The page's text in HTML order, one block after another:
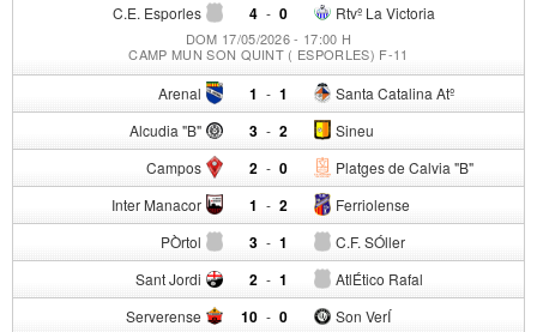
C.E. Esporles 4 - Rtvº La Victoria
0
DOM 17/05/2026 - 17:00 H
CAMP MUN SON QUINT ( ESPORLES) F-11
Arenal 1 - Santa Catalina Atº
1
Alcudia "B" 3 - Sineu
2
Campos 2 - Platges de Calvia "B"
0
Inter Manacor 1 - Ferriolense
2
PÒrtol 3 - C.F. SÓller
1
Sant Jordi 2 - AtlÉtico Rafal
1
Serverense 10 - Son VerÍ
0